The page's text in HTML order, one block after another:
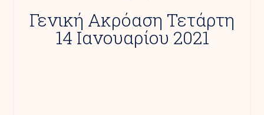
Γενική Ακρόαση Τετάρτη
14 Ιανουαρίου 2021